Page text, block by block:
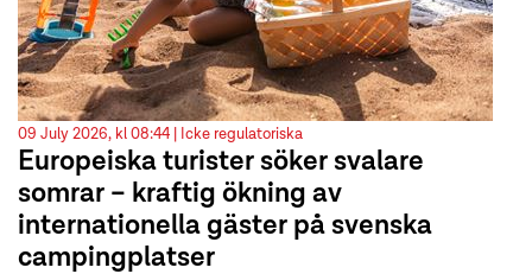
09 July 2026, kl 08:44 | Icke regulatoriska
Europeiska turister söker svalare
somrar – kraftig ökning av
internationella gäster på svenska
campingplatser